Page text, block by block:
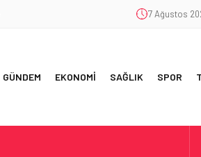
7 Ağustos
GÜNDEM EKONOMİ SAĞLIK SPOR